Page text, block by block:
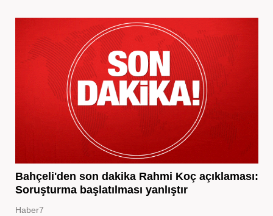
Bahçeli'den son dakika Rahmi Koç açıklaması:
Soruşturma başlatılması yanlıştır
Haber7